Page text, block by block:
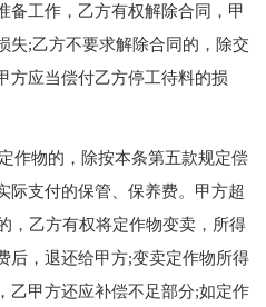
备工作，乙方有权解除合同，甲
失;乙方不要求解除合同的，除交
方应当偿付乙方停工待料的损
物的，除按本条第五款规定偿
际支付的保管、保养费。甲方超
，乙方有权将定作物变卖，所得
后，退还给甲方;变卖定作物所得
乙甲方还应补偿不足部分;如定作